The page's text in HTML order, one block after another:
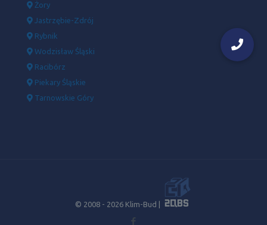
Żory
Jastrzębie-Zdrój
Rybnik
Wodzisław Śląski
Racibórz
Piekary Śląskie
Tarnowskie Góry
© 2008 - 2026 Klim-Bud |